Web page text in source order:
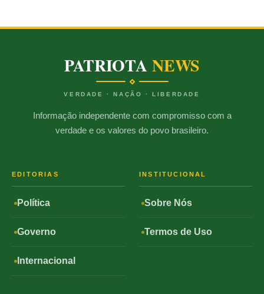
PATRIOTANEWS
VERDADE · NAÇÃO · LIBERDADE
Informação independente com compromisso com a
verdade e os valores do povo brasileiro.
EDITORIAS
Política
Governo
Internacional
INSTITUCIONAL
Sobre Nós
Termos de Uso